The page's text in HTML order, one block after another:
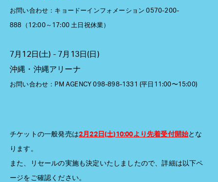
お問い合わせ：キョードーインフォメーション 0570-200-
888（12:00～17:00 土日祝休業）
7月12日(土) - 7月13日(日)
沖縄・沖縄アリーナ
お問い合わせ：PM AGENCY 098-898-1331 (平日11:00〜15:00)
チケットの一般発売は2月22日(土)10:00より先着受付開始とな
ります。
また、リセールの実施も決定いたしましたので、詳細は以下ペ
ージをご確認ください。